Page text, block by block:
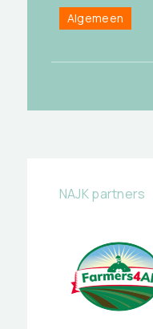
Algemeen
NAJK partners